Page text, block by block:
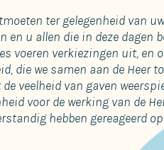
ter gelegenheid van
en u allen die in deze
voeren verkiezingen uit, en
die we samen aan de Heer
veelheid van gaven
voor de werking van de
hebben gereageerd